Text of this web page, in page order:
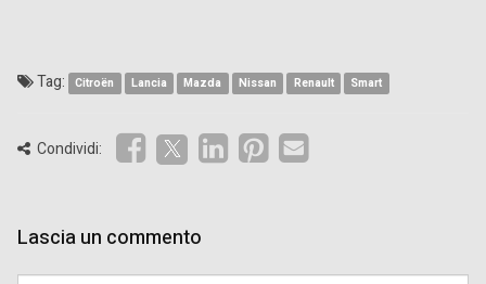
Tag: Citroën Lancia Mazda Nissan Renault Smart
Condividi:
Lascia un commento